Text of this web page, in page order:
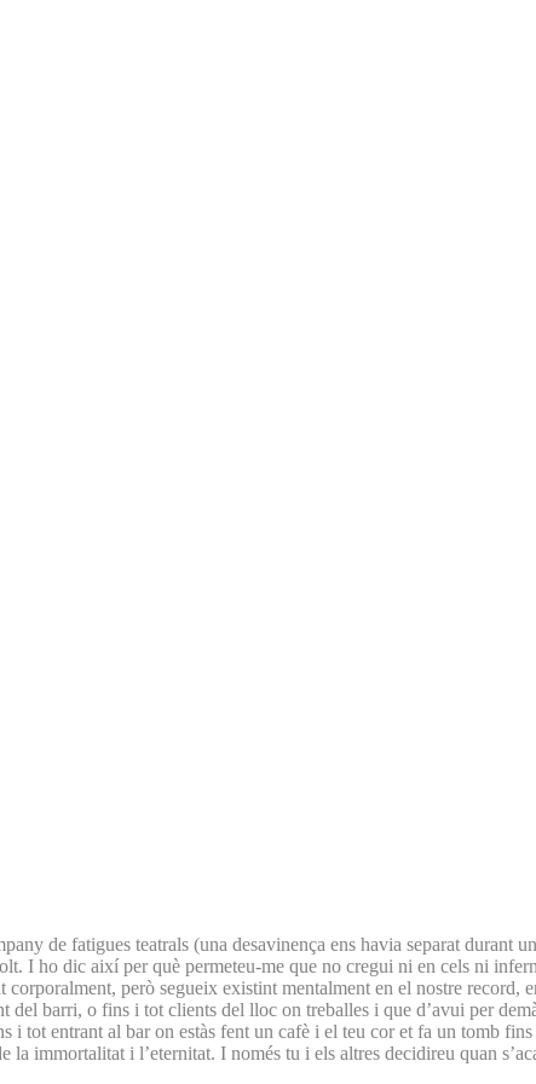
de fatigues teatrals (una desavinença ens havia separat durant
I ho dic així per què permeteu-me que no cregui ni en cels ni
però segueix existint mentalment en el nostre record,
del barri, o fins i tot clients del lloc on treballes i que d’avui per
i tot entrant al bar on estàs fent un cafè i el teu cor et fa un tomb
la immortalitat i l’eternitat. I només tu i els altres decidireu quan